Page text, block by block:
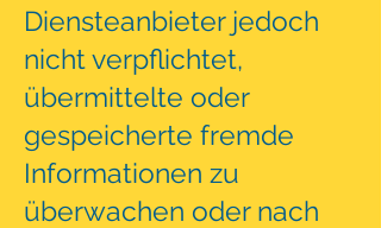
Diensteanbieter jedoch
nicht verpflichtet,
übermittelte oder
gespeicherte fremde
Informationen zu
überwachen oder nach